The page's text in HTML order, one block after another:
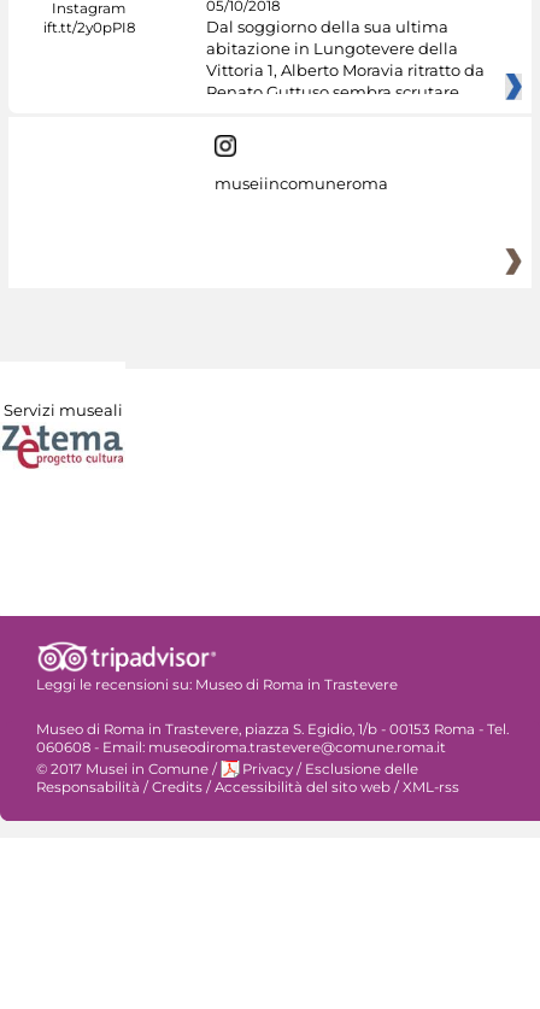
05/10/2018
Dal soggiorno della sua ultima
abitazione in Lungotevere della
Vittoria 1, Alberto Moravia ritratto da
Renato Guttuso sembra scrutare
museiincomuneroma
Servizi museali
Leggi le recensioni su: Museo di Roma in Trastevere
Museo di Roma in Trastevere, piazza S. Egidio, 1/b - 00153 Roma - Tel.
060608 - Email: museodiroma.trastevere@comune.roma.it
© 2017 Musei in Comune / Privacy / Esclusione delle
Responsabilità /Credits /Accessibilità del sito web /XML-rss